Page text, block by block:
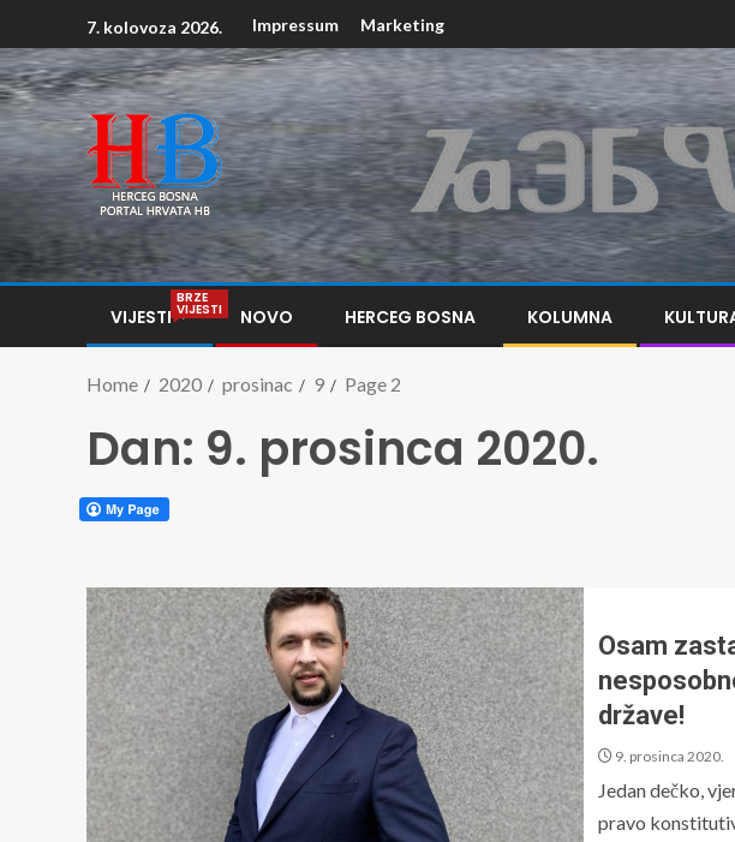
7. kolovoza 2026. Impressum Marketing
VIJESTI
BRZE
VIJESTI NOVO HERCEG BOSNA KOLUMNA
Home 2020 prosinac 9 Page 2
Dan: 9. prosinca 2020.
Osam
države!
9. prosinca 2020.
Jedan dečko,
pravo